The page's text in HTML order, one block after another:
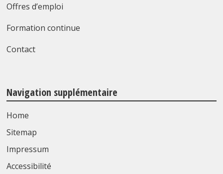
Offres d’emploi
Formation continue
Contact
Navigation supplémentaire
Home
Sitemap
Impressum
Accessibilité